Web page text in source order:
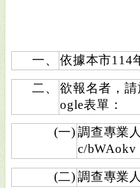
一、
依據本市114
二、
欲報名者，
ogle表單：
(一) 調查專業
c/bWAokv
(二) 調查專業